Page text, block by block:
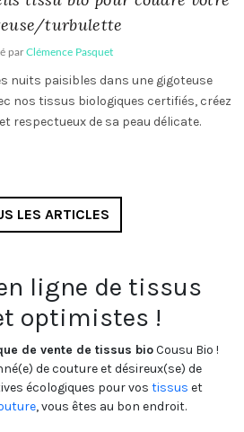
turbulette
par Clémence Pasquet
nuits paisibles dans une gigoteuse
nos tissus biologiques certifiés, créez
respectueux de sa peau délicate.
LES ARTICLES
ligne de tissus
optimistes !
de vente de tissus bioCousu Bio !
de couture et désireux(se) de
écologiques pour vos tissus et
, vous êtes au bon endroit.